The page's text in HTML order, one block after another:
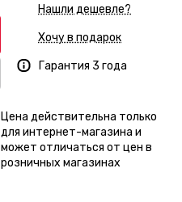
Нашли дешевле?
Хочу в подарок
Гарантия 3 года
Цена действительна только
для интернет-магазина и
может отличаться от цен в
розничных магазинах